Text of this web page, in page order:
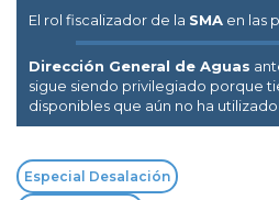
El rol fiscalizador de la SMA en las
Dirección General de Aguas
sigue siendo privilegiado porque
disponibles que aún no ha
Especial Desalación